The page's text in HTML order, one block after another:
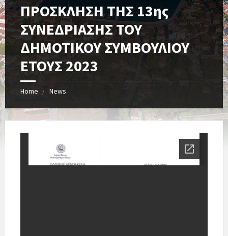
ΠΡΟΣΚΛΗΣΗ ΤΗΣ 13ης
ΣΥΝΕΔΡΙΑΣΗΣ ΤΟΥ
ΔΗΜΟΤΙΚΟΥ ΣΥΜΒΟΥΛΙΟΥ
ΕΤΟΥΣ 2023
Home News